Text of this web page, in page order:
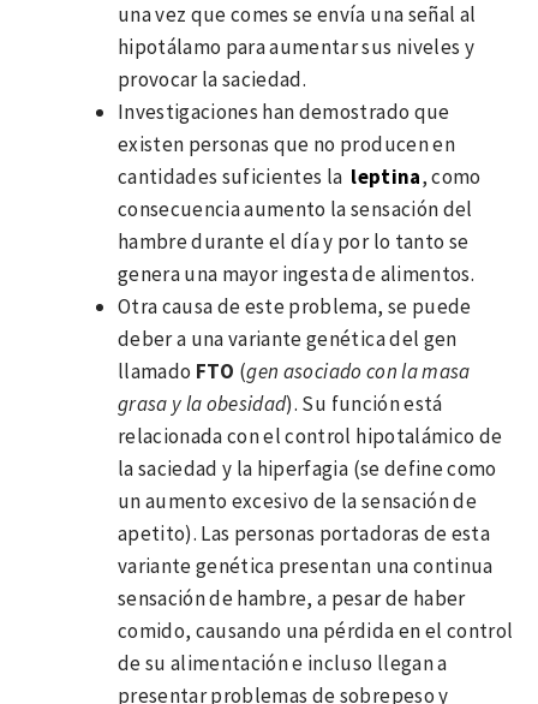
una vez que comes se envía una señal al
hipotálamo para aumentar sus niveles y
provocar la saciedad.
Investigaciones han demostrado que
existen personas que no producen en
cantidades suficientes la leptina, como
consecuencia aumento la sensación del
hambre durante el día y por lo tanto se
genera una mayor ingesta de alimentos.
Otra causa de este problema, se puede
deber a una variante genética del gen
llamado FTO (gen asociado con la masa
grasa y la obesidad). Su función está
relacionada con el control hipotalámico de
la saciedad y la hiperfagia (se define como
un aumento excesivo de la sensación de
apetito). Las personas portadoras de esta
variante genética presentan una continua
sensación de hambre, a pesar de haber
comido, causando una pérdida en el control
de su alimentación e incluso llegan a
presentar problemas de sobrepeso y